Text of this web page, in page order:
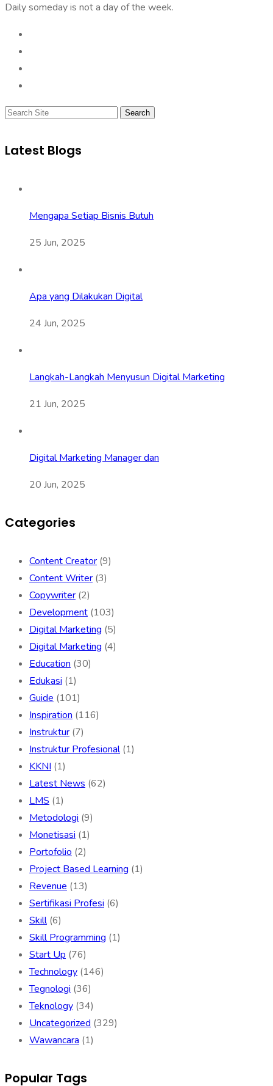
Daily someday is not a day of the week.
Search
Latest Blogs
Mengapa Setiap Bisnis Butuh
25 Jun, 2025
Apa yang Dilakukan Digital
24 Jun, 2025
Langkah-Langkah Menyusun Digital Marketing
21 Jun, 2025
Digital Marketing Manager dan
20 Jun, 2025
Categories
Content Creator (9)
Content Writer (3)
Copywriter (2)
Development (103)
Digital Marketing (5)
Digital Marketing (4)
Education (30)
Edukasi (1)
Guide (101)
Inspiration (116)
Instruktur (7)
Instruktur Profesional(1)
KKNI (1)
Latest News (62)
LMS (1)
Metodologi (9)
Monetisasi (1)
Portofolio (2)
Project Based Learning (1)
Revenue (13)
Sertifikasi Profesi (6)
Skill(6)
Skill Programming (1)
Start Up (76)
Technology (146)
Tegnologi (36)
Teknology (34)
Uncategorized (329)
Wawancara (1)
Popular Tags